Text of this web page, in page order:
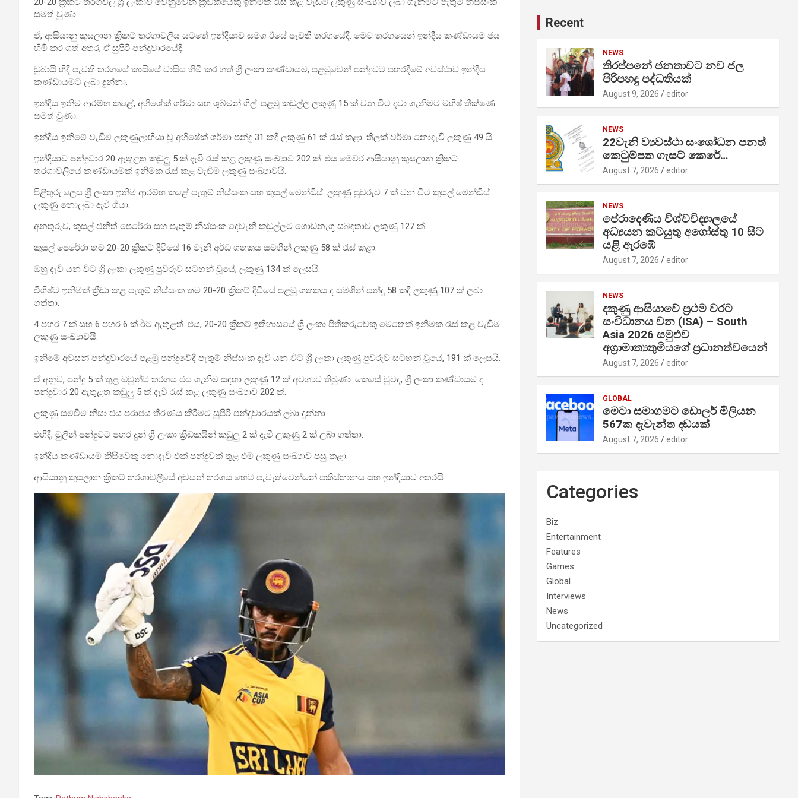
සමත් වුණා.
ඒ, ආසියානු කුසලාන ක්‍රිකට් තරගාවලිය යටතේ ඉන්දියාව සමග ඊයේ පැවති තරගයේදී. මෙම තරගයෙන් ඉන්දීය කණ්ඩායම ජය
හිමි කර ගත් අතර, ඒ සුපිරි පන්දුවා‍රයේදී.
ඩුබායි හිදී පැවති තරගයේ කාසියේ වාසිය හිමි කර ගත් ශ්‍රී ලංකා කණ්ඩායම, පළමුවෙන් පන්දුවට පහරදීමේ අවස්ථාව ඉන්දීය
කණ්ඩායමට ලබා දුන්නා.
ඉන්දීය ඉනිම ආරම්භ කළේ, අභිශේක් ශර්මා සහ ශුබ්මන් ගිල්. පළමු කඩුල්ල ලකුණු 15 ක් වන විට දවා ගැනීමට මහීෂ් තීක්ෂණ
සමත් වුණා.
ඉන්දීය ඉනිමේ වැඩිම ලකුණුලාභියා වූ අභිෂේක් ශර්මා පන්දු 31 කදී ලකුණු 61 ක් රැස් කළා. තිලක් වර්මා නොදැවී ලකුණු 49 යි.
ඉන්දියාව පන්දුවාර 20 ඇතුළත කඩුලු 5 ක් දැවී රැස් කළ ලකුණු සංඛ්‍යාව 202 ක්. එය මෙවර ආසියානු කුසලාන ක්‍රිකට්
තරගාවලියේ කණ්ඩායමක් ඉනිමක රැස් කළ වැඩිම ලකුණු සංඛ්‍යාවයි.
පිළිතුරු ලෙස ශ්‍රී ලංකා ඉනිම ආරම්භ කළේ පැතුම් නිස්සංක සහ කුසල් මෙන්ඩිස්. ලකුණු පුවරුව 7 ක් වන විට කුසල් මෙන්ඩිස්
ලකුණු නොලබා දැවී ගියා.
අනතුරුව, කුසල් ජනිත් පෙරේරා සහ පැතුම් නිස්සංක දෙවැනි කඩුල්ලට ගොඩනැගූ සබඳතාව ලකුණු 127 ක්.
කුසල් පෙරේරා තම 20-20 ක්‍රිකට් දිවියේ 16 වැනි අර්ධ ශතකය සමගින් ලකුණු 58 ක් රැස් කළා.
ඔහු දැවී යන විට ශ්‍රී ලංකා ලකුණු පුවරුව සටහන් වූයේ, ලකුණු 134 ක් ලෙසයි.
විශිෂ්ට ඉනිමක් ක්‍රීඩා කළ පැතුම් නිස්සංක තම 20-20 ක්‍රිකට් දිවියේ පළමු ශතකය ද සමගින් පන්දු 58 කදී ලකුණු 107 ක් ලබා
ගත්තා.
4 පහර 7 ක් සහ 6 පහර 6 ක් ඊට ඇතුළත්. එය, 20-20 ක්‍රිකට් ඉතිහාසයේ ශ්‍රී ලංකා පිතිකරුවෙකු මෙතෙක් ඉනිමක රැස් කළ වැඩිම
ලකුණු සංඛ්‍යාවයි.
ඉනිමේ අවසන් පන්දුවාරයේ පළමු පන්දුවේදී පැතුම් නිස්සංක දැවී යන විට ශ්‍රී ලංකා ලකුණු පුවරුව සටහන් වූයේ, 191 ක් ලෙසයි.
ඒ අනුව, පන්දු 5 ක් තුළ ඔවුන්ට තරගය ජය ගැනීම සඳහා ලකුණු 12 ක් අවශ්‍යව තිබුණා. කෙසේ වුවද, ශ්‍රී ලංකා කණ්ඩායම ද
පන්දුවාර 20 ඇතුළත කඩුලු 5 ක් දැවී රැස් කළ ලකුණු සංඛ්‍යාව 202 ක්.
ලකුණු සමවීම නිසා ජය පරාජය තීරණය කිරීමට සුපිරි පන්දුවාරයක් ලබා දුන්නා.
එහිදී, මුලින් පන්දුවට පහර දුන් ශ්‍රී ලංකා ක්‍රීඩකයින් කඩුලු 2 ක් දැවී ලකුණු 2 ක් ලබා ගත්තා.
ඉන්දීය කණ්ඩායම කිසිවෙකු නොදැවී එක් පන්දුවක් ‍තුළ එම ලකුණු සංඛ්‍යාව පසු කළා.
ආසියානු කුසලාන ක්‍රිකට් තරගාවලියේ අවසන් තරගය හෙට පැවැත්වෙන්නේ පකිස්තානය සහ ඉන්දියාව අතරයි.
Recent
NEWS
තිරප්පනේ ජනතාවට නව ජල
පිරිපහදු පද්ධතියක්
August 9, 2026 editor
NEWS
22වැනි ව්‍යවස්ථා සංශෝධන පනත්
කෙටුම්පත ගැසට් කෙරේ…
August 7, 2026 editor
NEWS
පේරාදෙණිය විශ්වවිද්‍යාලයේ
අධ්‍යයන කටයුතු අගෝස්තු 10 සිට
යළි ඇරඹේ
August 7, 2026 editor
NEWS
දකුණු ආසියාවේ ප්‍රථම වරට
සංවිධානය වන (ISA) – South
Asia 2026 සමුළුව
අග්‍රාමාත්‍යතුමියගේ ප්‍රධානත්වයෙන්
August 7, 2026 editor
GLOBAL
මෙටා සමාගමට ඩොලර් මිලියන
567ක දැවැන්ත දඩයක්
August 7, 2026 editor
Categories
Biz
Entertainment
Features
Games
Global
Interviews
News
Uncategorized